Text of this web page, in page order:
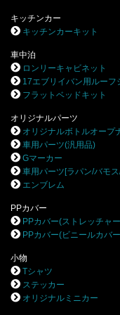
キッチンカー
キッチンカーキット
車中泊
ロンリーキャビネット
17エブリイバン用ルーフ
フラットベッドキット
オリジナルパーツ
オリジナルボトルオープ
車用パーツ(汎用品)
Gマーカー
車用パーツ[ラパン/バモ
エンブレム
PPカバー
PPカバー(ストレッチャ
PPカバー(ビニールカバ
小物
Tシャツ
ステッカー
オリジナルミニカー